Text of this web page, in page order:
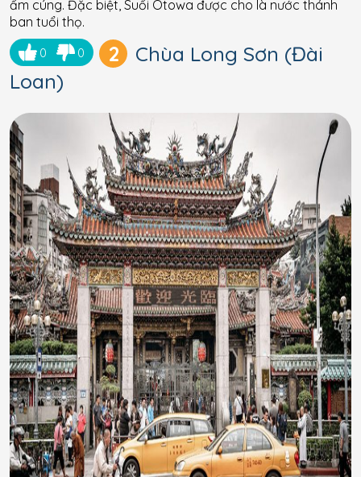
ấm cúng. Đặc biệt, Suối Otowa được cho là nước thánh
ban tuổi thọ.
0 0 2
Chùa Long Sơn (Đài
Loan)